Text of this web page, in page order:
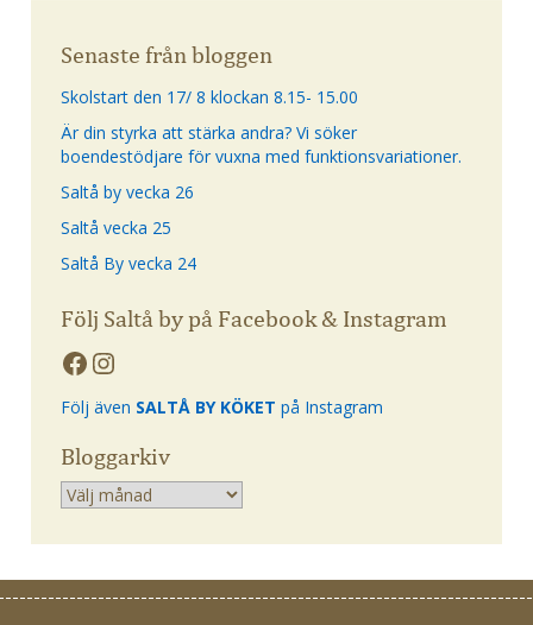
Senaste från bloggen
Skolstart den 17/ 8 klockan 8.15- 15.00
Är din styrka att stärka andra? Vi söker
boendestödjare för vuxna med funktionsvariationer.
Saltå by vecka 26
Saltå vecka 25
Saltå By vecka 24
Följ Saltå by på Facebook & Instagram
Följ även SALTÅ BY KÖKET på Instagram
Bloggarkiv
Arkiv